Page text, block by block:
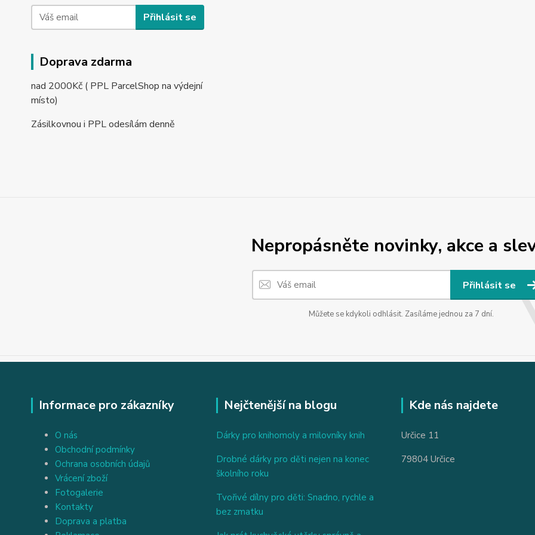
Přihlásit se
Doprava zdarma
nad 2000Kč ( PPL ParcelShop na výdejní
místo)
Zásilkovnou i PPL odesílám denně
Nepropásněte novinky, akce a
Přihlásit se
Můžete se kdykoli odhlásit. Zasíláme jednou za 7 dní.
Informace pro zákazníky
O nás
Obchodní podmínky
Ochrana osobních údajů
Vrácení zboží
Fotogalerie
Kontakty
Doprava a platba
Nejčtenější na blogu
Dárky pro knihomoly a milovníky knih
Drobné dárky pro děti nejen na konec
školního roku
Tvořivé dílny pro děti: Snadno, rychle a
bez zmatku
Kde nás najdete
Určice 11
79804 Určice